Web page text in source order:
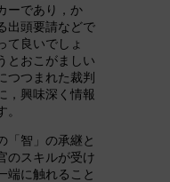
ーであり，か
出頭要請などで
て良いでしょ
とおこがましい
つつまれた裁判
，興味深く情報
「智」の承継と
のスキルが受け
端に触れること